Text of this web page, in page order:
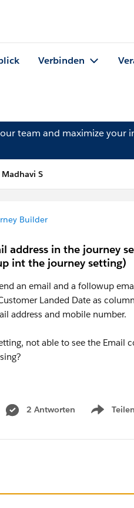
Verbinden
team and maximize your
Madhavi S
Builder
address in the journey
int the journey setting)
an email and a followup
Landed Date as
address and mobile number.
not able to see the Email
2 Antworten Teilen
Show menu